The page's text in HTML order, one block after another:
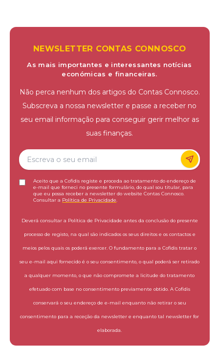
NEWSLETTER CONTAS CONNOSCO
As mais importantes e interessantes notícias
económicas e financeiras.
Não perca nenhum dos artigos do Contas Connosco.
Subscreva a nossa newsletter e passe a receber no
seu email informação para conseguir gerir melhor as
suas finanças.
Aceito que a Cofidis registe e proceda ao tratamento do endereço de
e-mail que forneci no presente formulário, do qual sou titular, para
que eu possa receber a newsletter do website Contas Connosco.
Consultar a Política de Privacidade
Deverá consultar a Política de Privacidade antes da conclusão do presente
processo de registo, na qual são indicados os seus direitos e os contactos e
meios pelos quais os poderá exercer. O fundamento para a Cofidis tratar o
seu e-mail aqui fornecido é o seu consentimento, o qual poderá ser retirado
a qualquer momento, o que não compromete a licitude do tratamento
efetuado com base no consentimento previamente obtido. A Cofidis
conservará o seu endereço de e-mail enquanto não retirar o seu
consentimento para a receção da newsletter e enquanto tal newsletter for
elaborada.